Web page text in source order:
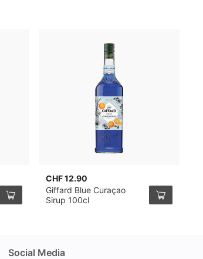
CHF 12.90
Giffard Blue Curaçao
Sirup 100cl
Social Media